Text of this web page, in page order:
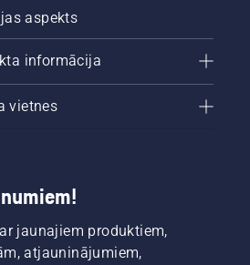
aspekts
informācija
vietnes
jaunajiem produktiem,
atjauninājumiem,